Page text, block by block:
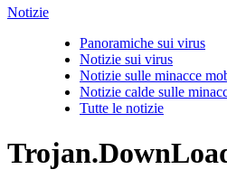
Notizie
Panoramiche sui virus
Notizie sui virus
Notizie sulle minacce
Notizie calde sulle
Tutte le notizie